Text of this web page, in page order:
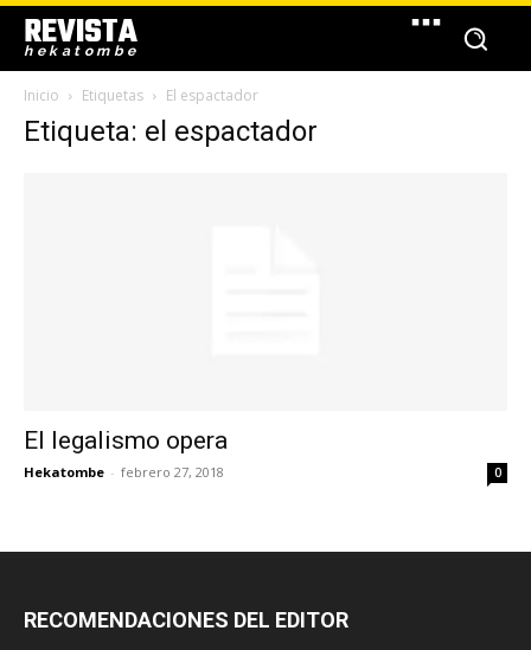
REVISTA
hekatombe
Inicio Etiquetas El espactador
Etiqueta: el espactador
El legalismo opera
Hekatombe - febrero 27, 2018 0
RECOMENDACIONES DEL EDITOR